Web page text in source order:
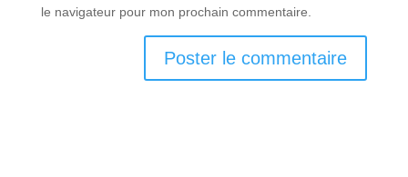
le navigateur pour mon prochain commentaire.